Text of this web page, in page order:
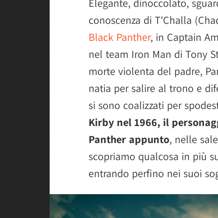
Elegante, dinoccolato,
conoscenza di T'Challa
Black Panther, in Captain
nel team Iron Man di Tony
morte violenta del padre,
natia per salire al trono e
si sono coalizzati per
Kirby nel 1966, il
Panther appunto, nelle
scopriamo qualcosa in più
entrando perfino nei suoi